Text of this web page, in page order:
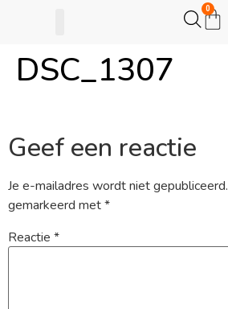
0
DSC_1307
Geef een reactie
Je e-mailadres wordt niet gepubliceerd.
gemarkeerd met*
Reactie *